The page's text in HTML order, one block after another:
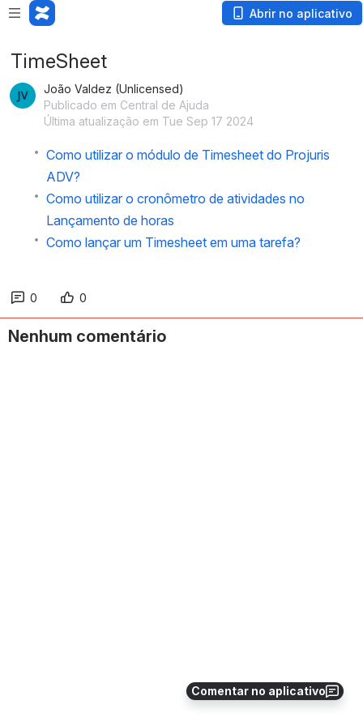
Abrir no aplicativo
Comentar no aplicativo
TimeSheet
João Valdez (Unlicensed)
Publicado em Central de Ajuda
Última atualização em Tue Sep 17 2024
Como utilizar o módulo de Timesheet do Projuris
ADV?
Como utilizar o cronômetro de atividades no
Lançamento de horas
Como lançar um Timesheet em uma tarefa?
0 0
Nenhum comentário